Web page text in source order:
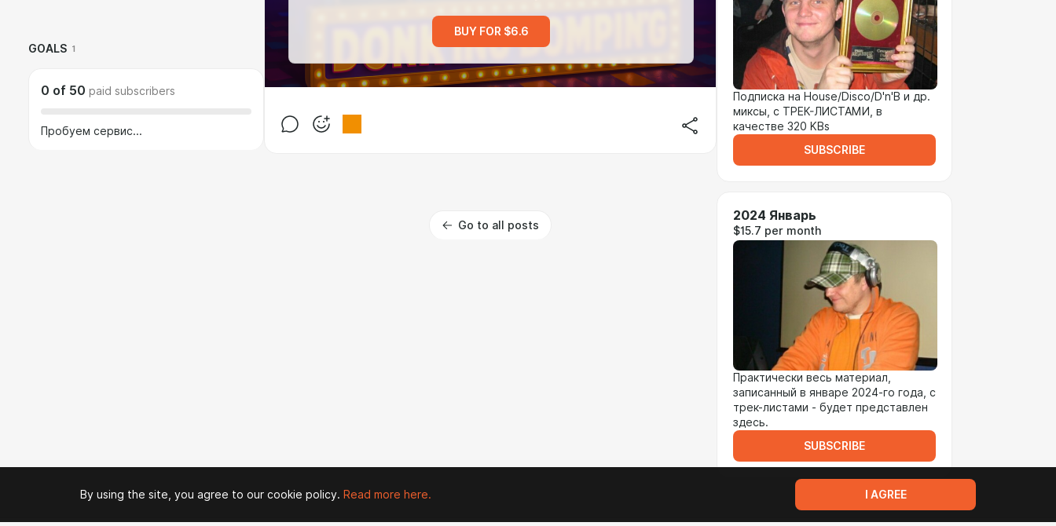
GOALS 1
0 of 50 paid subscribers
Пробуем сервис...
BUY FOR $6.6
Go to all posts
Подписка на House/Disco/D'n'B и др.
миксы, с ТРЕК-ЛИСТАМИ, в
качестве 320 KBs
SUBSCRIBE
2024 Январь
$15.7 per month
Практически весь материал,
записанный в январе 2024-го года, с
трек-листами - будет представлен
здесь.
SUBSCRIBE
By using the site, you agree to our cookie policy. Read more here. I AGREE